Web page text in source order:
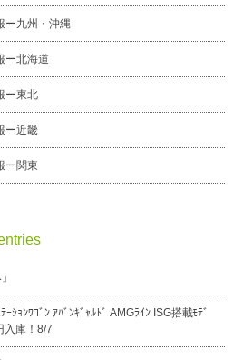
ー九州・沖縄
ー北海道
ー東北
ー近畿
ー関東
ｼｮﾝﾜｺﾞﾝ ｱﾊﾞﾝｷﾞｬﾙﾄﾞ AMGﾗｲﾝ ISG搭載ﾓﾃﾞ
庫！8/7